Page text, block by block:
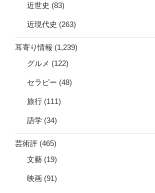
近世史 (83)
近現代史 (263)
耳寄り情報 (1,239)
グルメ (122)
セラピー (48)
旅行 (111)
語学 (34)
芸術評 (465)
文藝 (19)
映画 (91)